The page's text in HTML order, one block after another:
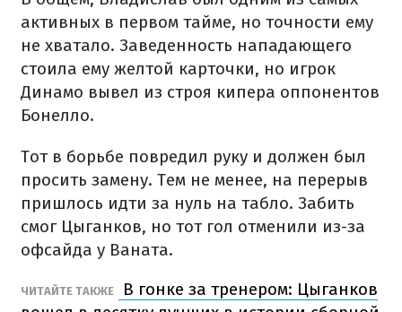
активных в первом тайме, но точности ему
не хватало. Заведенность нападающего
стоила ему желтой карточки, но игрок
Динамо вывел из строя кипера оппонентов
Бонелло.
Тот в борьбе повредил руку и должен был
просить замену. Тем не менее, на перерыв
пришлось идти за нуль на табло. Забить
смог Цыганков, но тот гол отменили из-за
офсайда у Ваната.
ЧИТАЙТЕ ТАКЖЕ
В гонке за тренером: Цыганков